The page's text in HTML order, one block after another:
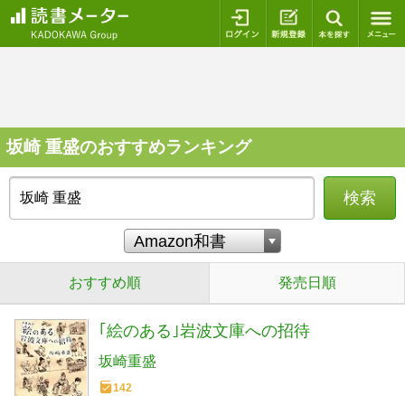
ログイン 新規登録
坂崎 重盛のおすすめランキング
検索
おすすめ順 発売日順
｢絵のある｣岩波文庫への招待
坂崎重盛
142